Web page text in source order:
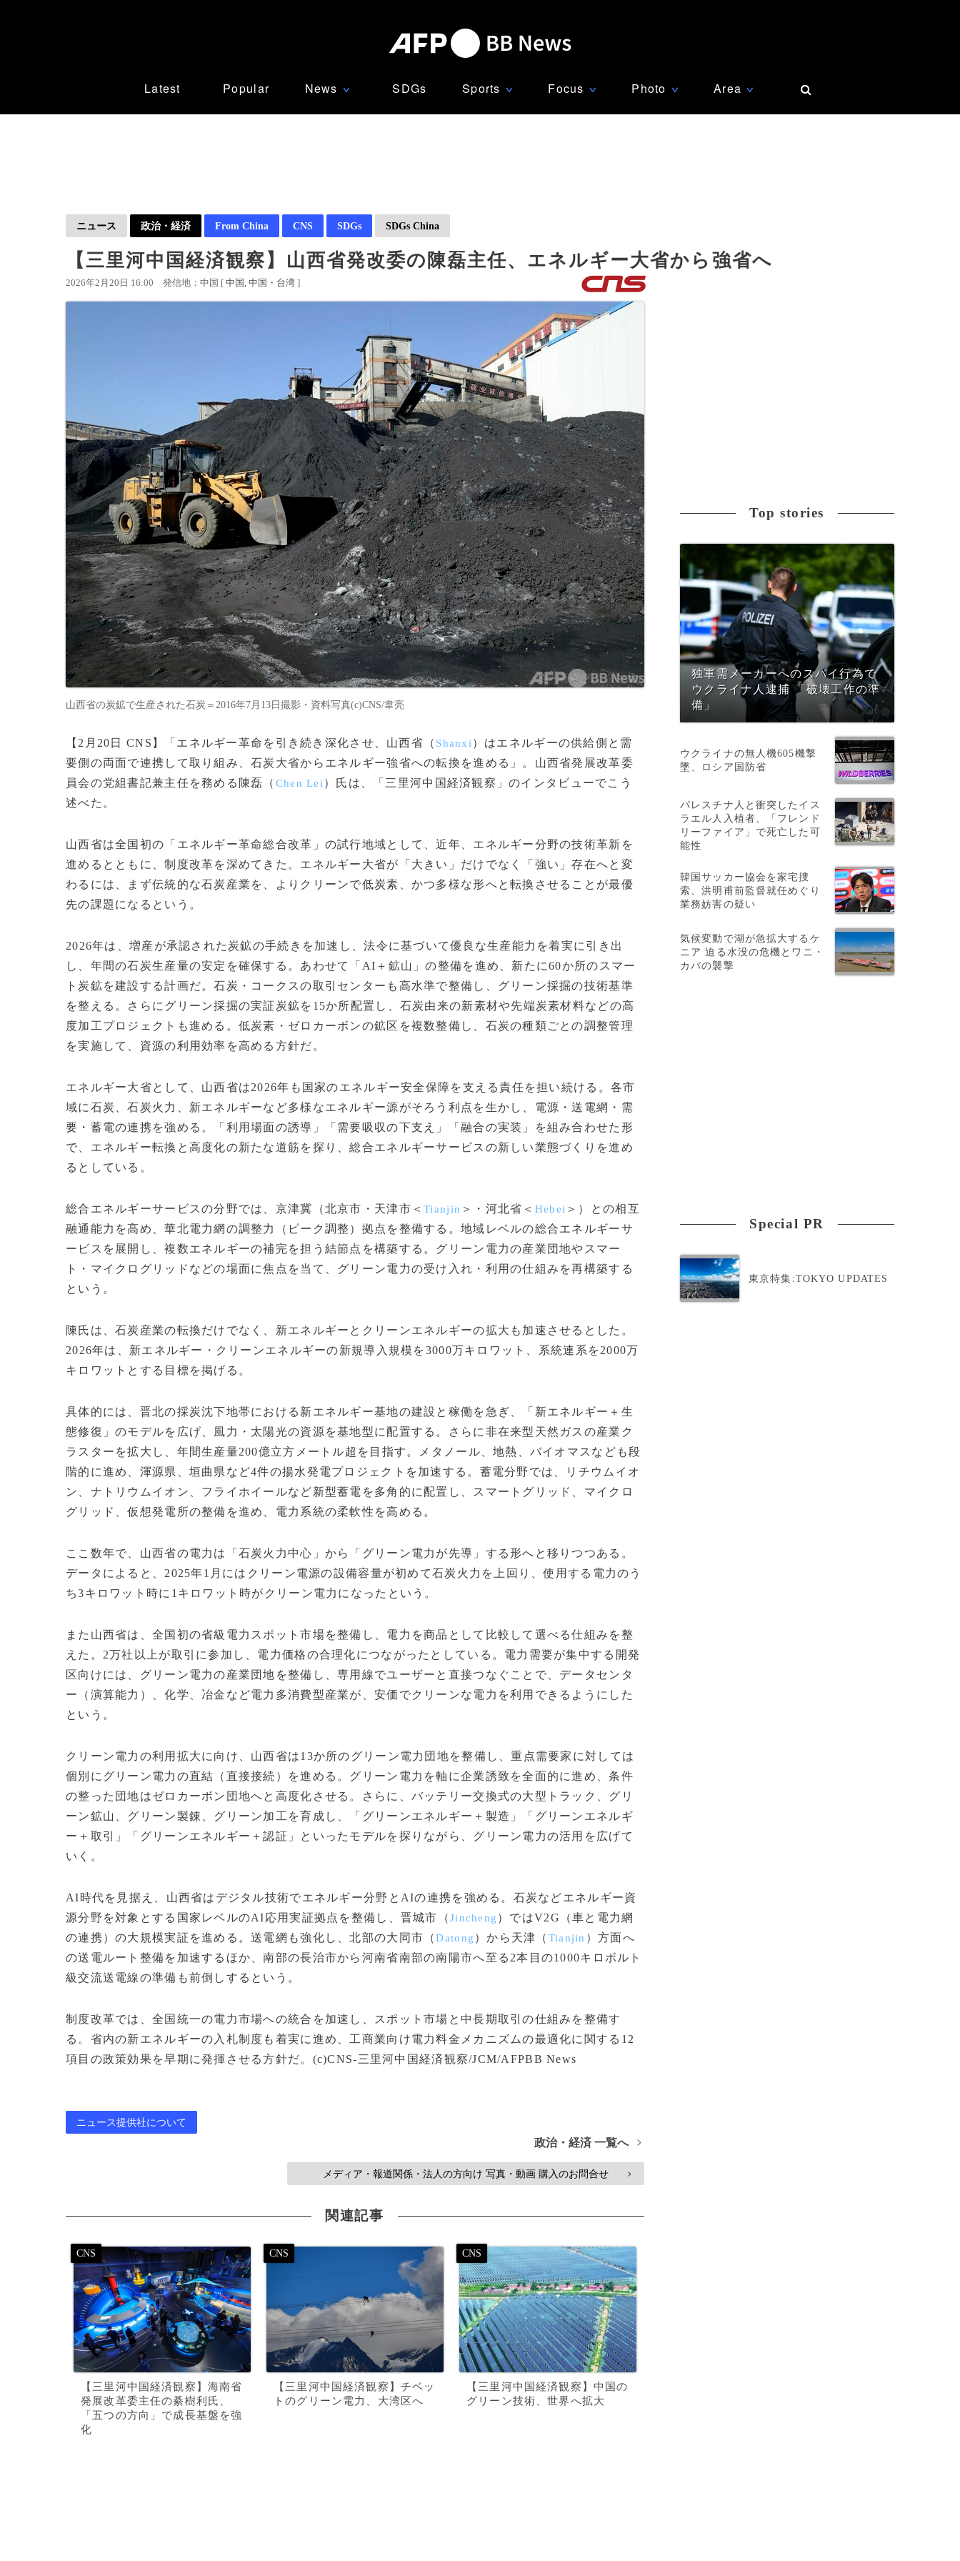
Latest Popular News ∨ SDGs Sports ∨ Focus ∨ Photo ∨ Area ∨
ニュース 政治・経済 From China CNS SDGs SDGs China
【三里河中国経済観察】山西省発改委の陳磊主任、エネルギー大省から強省へ
2026年2月20日 16:00 発信地：中国 [ 中国 中国・台湾 ]
山西省の炭鉱で生産された石炭＝2016年7月13日撮影・資料写真(c)CNS/韋亮
【2月20日 CNS】「エネルギー革命を引き続き深化させ、山西省（ Shanxi ）はエネルギーの供給側と需
要側の両面で連携して取り組み、石炭大省からエネルギー強省への転換を進める」。山西省発展改革委
員会の党組書記兼主任を務める陳磊（ Chen Lei ）氏は、「三里河中国経済観察」のインタビューでこう
述べた。
山西省は全国初の「エネルギー革命総合改革」の試行地域として、近年、エネルギー分野の技術革新を
進めるとともに、制度改革を深めてきた。エネルギー大省が「大きい」だけでなく「強い」存在へと変
わるには、まず伝統的な石炭産業を、よりクリーンで低炭素、かつ多様な形へと転換させることが最優
先の課題になるという。
2026年は、増産が承認された炭鉱の手続きを加速し、法令に基づいて優良な生産能力を着実に引き出
し、年間の石炭生産量の安定を確保する。あわせて「AI＋鉱山」の整備を進め、新たに60か所のスマー
ト炭鉱を建設する計画だ。石炭・コークスの取引センターも高水準で整備し、グリーン採掘の技術基準
を整える。さらにグリーン採掘の実証炭鉱を15か所配置し、石炭由来の新素材や先端炭素材料などの高
度加工プロジェクトも進める。低炭素・ゼロカーボンの鉱区を複数整備し、石炭の種類ごとの調整管理
を実施して、資源の利用効率を高める方針だ。
エネルギー大省として、山西省は2026年も国家のエネルギー安全保障を支える責任を担い続ける。各市
域に石炭、石炭火力、新エネルギーなど多様なエネルギー源がそろう利点を生かし、電源・送電網・需
要・蓄電の連携を強める。「利用場面の誘導」「需要吸収の下支え」「融合の実装」を組み合わせた形
で、エネルギー転換と高度化の新たな道筋を探り、総合エネルギーサービスの新しい業態づくりを進め
るとしている。
総合エネルギーサービスの分野では、京津冀（北京市・天津市＜Tianjin ＞・河北省＜ Hebei ＞）との相互
融通能力を高め、華北電力網の調整力（ピーク調整）拠点を整備する。地域レベルの総合エネルギーサ
ービスを展開し、複数エネルギーの補完を担う結節点を構築する。グリーン電力の産業団地やスマー
ト・マイクログリッドなどの場面に焦点を当て、グリーン電力の受け入れ・利用の仕組みを再構築する
という。
陳氏は、石炭産業の転換だけでなく、新エネルギーとクリーンエネルギーの拡大も加速させるとした。
2026年は、新エネルギー・クリーンエネルギーの新規導入規模を3000万キロワット、系統連系を2000万
キロワットとする目標を掲げる。
具体的には、晋北の採炭沈下地帯における新エネルギー基地の建設と稼働を急ぎ、「新エネルギー＋生
態修復」のモデルを広げ、風力・太陽光の資源を基地型に配置する。さらに非在来型天然ガスの産業ク
ラスターを拡大し、年間生産量200億立方メートル超を目指す。メタノール、地熱、バイオマスなども段
階的に進め、渾源県、垣曲県など4件の揚水発電プロジェクトを加速する。蓄電分野では、リチウムイオ
ン、ナトリウムイオン、フライホイールなど新型蓄電を多角的に配置し、スマートグリッド、マイクロ
グリッド、仮想発電所の整備を進め、電力系統の柔軟性を高める。
ここ数年で、山西省の電力は「石炭火力中心」から「グリーン電力が先導」する形へと移りつつある。
データによると、2025年1月にはクリーン電源の設備容量が初めて石炭火力を上回り、使用する電力のう
ち3キロワット時に1キロワット時がクリーン電力になったという。
また山西省は、全国初の省級電力スポット市場を整備し、電力を商品として比較して選べる仕組みを整
えた。2万社以上が取引に参加し、電力価格の合理化につながったとしている。電力需要が集中する開発
区向けには、グリーン電力の産業団地を整備し、専用線でユーザーと直接つなぐことで、データセンタ
ー（演算能力）、化学、冶金など電力多消費型産業が、安価でクリーンな電力を利用できるようにした
という。
クリーン電力の利用拡大に向け、山西省は13か所のグリーン電力団地を整備し、重点需要家に対しては
個別にグリーン電力の直結（直接接続）を進める。グリーン電力を軸に企業誘致を全面的に進め、条件
の整った団地はゼロカーボン団地へと高度化させる。さらに、バッテリー交換式の大型トラック、グリ
ーン鉱山、グリーン製錬、グリーン加工を育成し、「グリーンエネルギー＋製造」「グリーンエネルギ
ー＋取引」「グリーンエネルギー＋認証」といったモデルを探りながら、グリーン電力の活用を広げて
いく。
AI時代を見据え、山西省はデジタル技術でエネルギー分野とAIの連携を強める。石炭などエネルギー資
源分野を対象とする国家レベルのAI応用実証拠点を整備し、晋城市（Jincheng ）ではV2G（車と電力網
の連携）の大規模実証を進める。送電網も強化し、北部の大同市（Datong ）から天津（ Tianjin ）方面へ
の送電ルート整備を加速するほか、南部の長治市から河南省南部の南陽市へ至る2本目の1000キロボルト
級交流送電線の準備も前倒しするという。
制度改革では、全国統一の電力市場への統合を加速し、スポット市場と中長期取引の仕組みを整備す
る。省内の新エネルギーの入札制度も着実に進め、工商業向け電力料金メカニズムの最適化に関する12
項目の政策効果を早期に発揮させる方針だ。(c)CNS-三里河中国経済観察/JCM/AFPBB News
ニュース提供社について
政治・経済 一覧へ >
メディア・報道関係・法人の方向け 写真・動画 購入のお問合せ >
関連記事
【三里河中国経済観察】海南省
発展改革委主任の綦樹利氏、
「五つの方向」で成長基盤を強
化
【三里河中国経済観察】チベッ
トのグリーン電力、大湾区へ
【三里河中国経済観察】中国の
グリーン技術、世界へ拡大
Top stories
独軍需メーカーへのスパイ行為で
ウクライナ人逮捕 「破壊工作の準
備」
ウクライナの無人機605機撃
墜、ロシア国防省
パレスチナ人と衝突したイス
ラエル人入植者、「フレンド
リーファイア」で死亡した可
能性
韓国サッカー協会を家宅捜
索、洪明甫前監督就任めぐり
業務妨害の疑い
気候変動で湖が急拡大するケ
ニア 迫る水没の危機とワニ・
カバの襲撃
Special PR
東京特集:TOKYO UPDATES